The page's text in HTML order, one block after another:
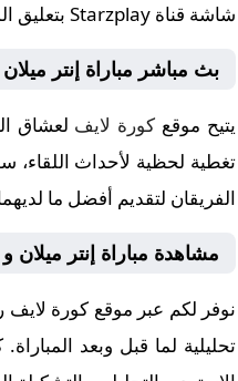
شاشة قناة Starzplay بتعليق المتميز .
بث مباشر مباراة إنتر
يتيح موقع كورة لايف لعشاق
تغطية لحظية لأحداث اللقاء،
الفريقان لتقديم أفضل ما
مشاهدة مباراة إنتر ميلان
نوفر لكم عبر موقع كورة لايف
تحليلية لما قبل وبعد